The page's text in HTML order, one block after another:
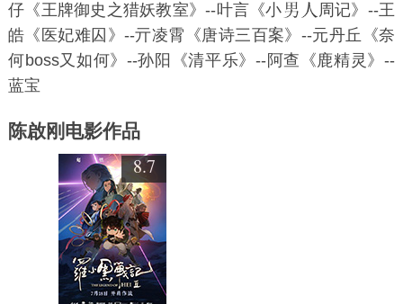
仔《王牌御史之猎妖教室》--叶言《小
周记》--王
皓《医妃难囚》--亓凌霄《唐诗三百案》--元丹丘《奈
何boss又如何》--孙阳《清平乐》--阿查《鹿精灵》--
蓝宝
陈啟刚电影作品
8.7